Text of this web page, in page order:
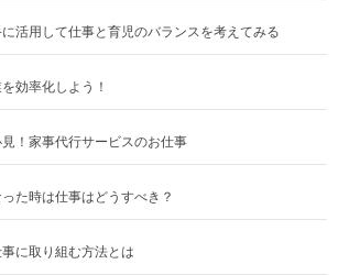
活用して仕事と育児のバランスを考えてみる
効率化しよう！
！家事代行サービスのお仕事
た時は仕事はどうすべき？
に取り組む方法とは